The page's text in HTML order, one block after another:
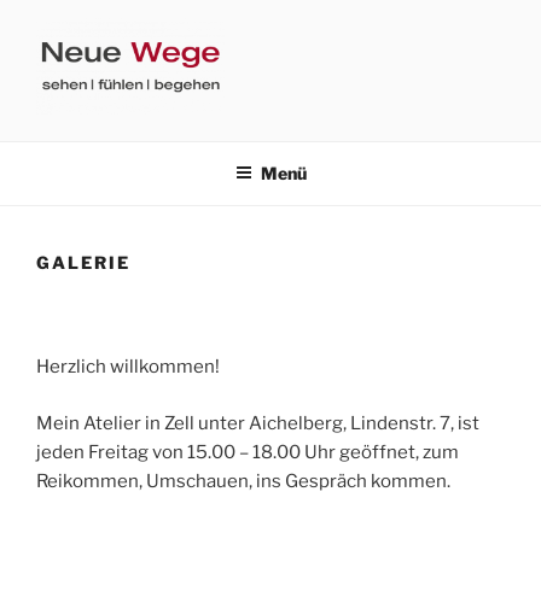
Inhalt
Menü
GALERIE
Herzlich willkommen!
Mein Atelier in Zell unter Aichelberg, Lindenstr. 7, ist
jeden Freitag von 15.00 – 18.00 Uhr geöffnet, zum
Reikommen, Umschauen, ins Gespräch kommen.